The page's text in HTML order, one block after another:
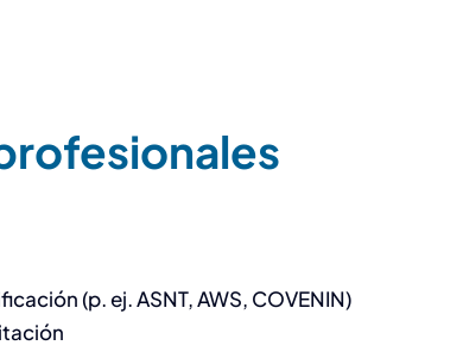
(p. ej. ASNT, AWS, COVENIN)